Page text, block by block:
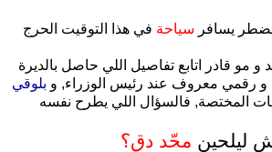
يسافر سياحة في هذا التوقيت الحرج
مو قادر اتابع تفاصيل اللي حاصل بالديرة
و رقمي معروف عند رئيس الوزراء, و بلوقي
المختصة, فالسؤال اللي يطرح نفسه
ليلحين محّد دق؟